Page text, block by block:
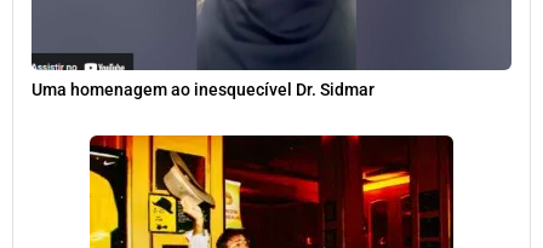
Uma homenagem ao inesquecível Dr. Sidmar